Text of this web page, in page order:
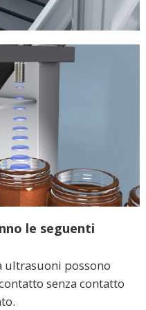
le seguenti
ultrasuoni possono
senza contatto